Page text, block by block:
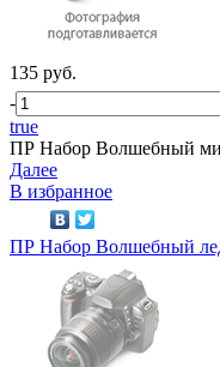
135 руб.
-
true
ПР Набор Волшебный
Далее
В избранное
ПР Набор Волшебный